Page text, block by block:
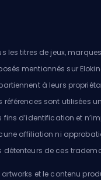
les titres de jeux,
mentionnés sur
à leurs
références sont utilisées
fins d’identification et
affiliation ni
détenteurs de ces
artworks et le contenu